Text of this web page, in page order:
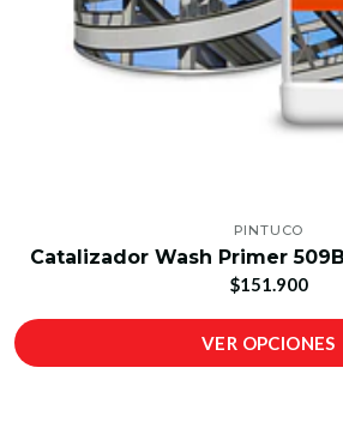
PINTUCO
Catalizador Wash Primer
$151.900
VER OPCIONES